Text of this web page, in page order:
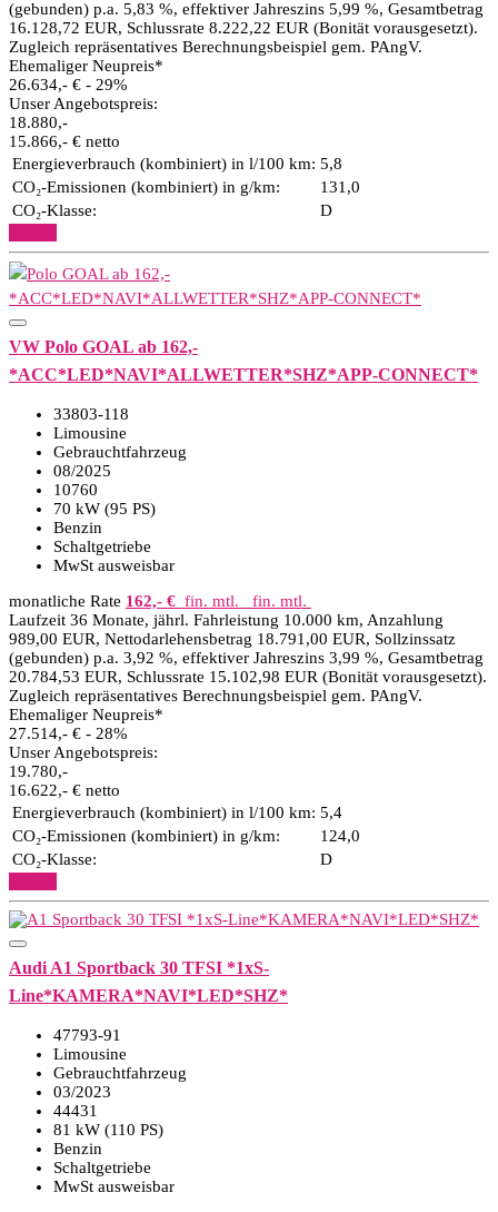
(gebunden) p.a. 5,83 %, effektiver Jahreszins 5,99 %, Gesamtbetrag
16.128,72 EUR, Schlussrate 8.222,22 EUR (Bonität vorausgesetzt).
Zugleich repräsentatives Berechnungsbeispiel gem. PAngV.
Ehemaliger Neupreis*
26.634,- € - 29%
Unser Angebotspreis:
18.880,-
15.866,- € netto
Energieverbrauch (kombiniert) in l/100 km: 5,8
CO₂-Emissionen (kombiniert) in g/km:
131,0
CO₂-Klasse:
D
VW Polo GOAL ab 162,-
*ACC*LED*NAVI*ALLWETTER*SHZ*APP-CONNECT*
33803-118
Limousine
Gebrauchtfahrzeug
08/2025
10760
70 kW (95 PS)
Benzin
Schaltgetriebe
MwSt ausweisbar
monatliche Rate 162,- € fin. mtl.
fin. mtl.
Laufzeit 36 Monate, jährl. Fahrleistung 10.000 km, Anzahlung
989,00 EUR, Nettodarlehensbetrag 18.791,00 EUR, Sollzinssatz
(gebunden) p.a. 3,92 %, effektiver Jahreszins 3,99 %, Gesamtbetrag
20.784,53 EUR, Schlussrate 15.102,98 EUR (Bonität vorausgesetzt).
Zugleich repräsentatives Berechnungsbeispiel gem. PAngV.
Ehemaliger Neupreis*
27.514,- € - 28%
Unser Angebotspreis:
19.780,-
16.622,- € netto
Energieverbrauch (kombiniert) in l/100 km: 5,4
CO₂-Emissionen (kombiniert) in g/km:
124,0
CO₂-Klasse:
D
Audi A1 Sportback 30 TFSI *1xS-
Line*KAMERA*NAVI*LED*SHZ*
47793-91
Limousine
Gebrauchtfahrzeug
03/2023
44431
81 kW (110 PS)
Benzin
Schaltgetriebe
MwSt ausweisbar